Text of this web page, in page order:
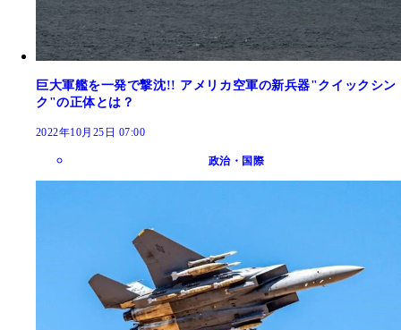
巨大軍艦を一発で撃沈!! アメリカ空軍の新兵器"クイックシン
ク"の正体とは？
2022年10月25日 07:00
政治・国際